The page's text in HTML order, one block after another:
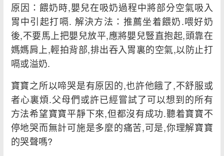
原因：餵奶時,嬰兒在吸奶過程中將部分空氣吸入
胃中引起打嗝. 解決方法：推薦坐着餵奶.喂好奶
後,不要馬上把嬰兒放平,應將嬰兒豎直抱起,頭靠在
媽媽肩上,輕拍背部,排出吞入胃裏的空氣,以防止打
嗝或溢奶.
寶寶之所以啼哭是有原因的,也許他餓了,不舒服或
者心裏煩.父母們或許已經嘗試了可以想到的所有
方法希望寶寶平靜下來,但都沒有成功.聽着寶寶不
停地哭而無計可施是多麼的痛苦,可是,你理解寶寶
的哭聲嗎?